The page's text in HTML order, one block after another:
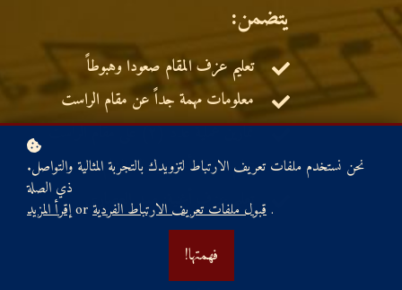
:يتضمن
تعليم عزف المقام صعودا وهبوطاً
معلومات مهمة جداً عن مقام الراست
تمارين عملية عدد (٢) على مقام الراست
تعليم عزف أغنية: يامال الشام
تعليم عزف أغنية: صيد العصاري
.نحن نستخدم ملفات تعريف الارتباط لتزويدك بالتجربة المثالية والتواصل
ذي الصلة
إقرأ المزيدorقبول ملفات تعريف الارتباط الفردية.
!فهمتها